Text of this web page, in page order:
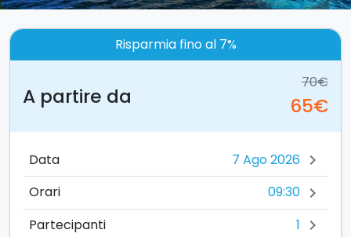
Risparmia fino al 7%
A partire da
70€
65€
Data chevron_right
Orari 09:30 chevron_right
Partecipanti 1 chevron_right